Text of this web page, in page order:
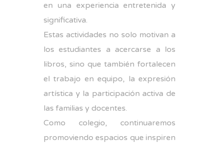
en una experiencia entretenida y
significativa.
Estas actividades no solo motivan a
los estudiantes a acercarse a los
libros, sino que también fortalecen
el trabajo en equipo, la expresión
artística y la participación activa de
las familias y docentes.
Como colegio, continuaremos
promoviendo espacios que inspiren